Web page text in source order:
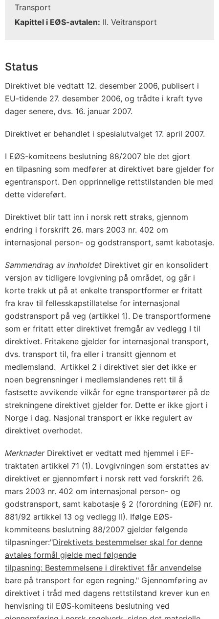
Transport
Kapittel i EØS-avtalen: II. Veitransport
Status
Direktivet ble vedtatt 12. desember 2006, publisert i
EU-tidende 27. desember 2006, og trådte i kraft tyve
dager senere, dvs. 16. januar 2007.
Direktivet er behandlet i spesialutvalget 17. april 2007.
I EØS-komiteens beslutning 88/2007 ble det gjort
en tilpasning som medfører at direktivet bare gjelder for
egentransport. Den opprinnelige rettstilstanden ble med
dette videreført.
Direktivet blir tatt inn i norsk rett straks, gjennom
endring i forskrift 26. mars 2003 nr. 402 om
internasjonal person- og godstransport, samt kabotasje.
Sammendrag av innholdet Direktivet gir en konsolidert
versjon av tidligere lovgivning på området, og går i
korte trekk ut på at enkelte transportformer er fritatt
fra krav til fellesskapstillatelse for internasjonal
godstransport på veg (artikkel 1). De transportformene
som er fritatt etter direktivet fremgår av vedlegg I til
direktivet. Fritakene gjelder for internasjonal transport,
dvs. transport til, fra eller i transitt gjennom et
medlemsland. Artikkel 2 i direktivet sier det ikke er
noen begrensninger i medlemslandenes rett til å
fastsette avvikende vilkår for egne transportører på de
strekningene direktivet gjelder for. Dette er ikke gjort i
Norge i dag. Nasjonal transport er ikke regulert av
direktivet overhodet.
Merknader Direktivet er vedtatt med hjemmel i EF-
traktaten artikkel 71 (1). Lovgivningen som erstattes av
direktivet er gjennomført i norsk rett ved forskrift 26.
mars 2003 nr. 402 om internasjonal person- og
godstransport, samt kabotasje § 2 (forordning (EØF) nr.
881/92 artikkel 13 og vedlegg II). Ifølge EØS-
kommiteens beslutning 88/2007 gjelder følgende
tilpasninger:"Direktivets bestemmelser skal for denne
avtales formål gjelde med følgende
tilpasning: Bestemmelsene i direktivet får anvendelse
bare på transport for egen regning." Gjennomføring av
direktivet i tråd med dagens rettstilstand krever kun en
henvisning til EØS-komiteens beslutning ved